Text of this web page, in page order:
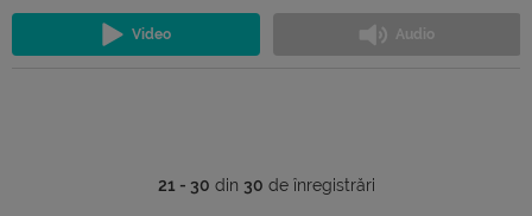
21 - 30 din 30 de înregistrări